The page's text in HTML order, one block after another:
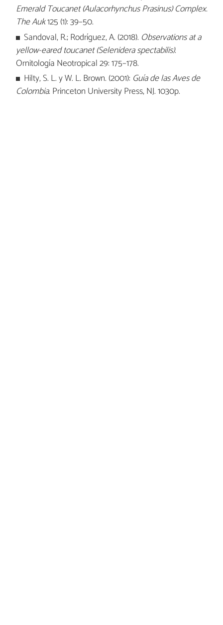
Emerald Toucanet (Aulacorhynchus Prasinus) Complex.
The Auk125 (1): 39–50.
Sandoval, R.; Rodríguez, A. (2018). Observations at a
yellow-eared toucanet (Selenidera spectabilis).
Ornitología Neotropical 29: 175–178.
Hilty, S. L. y W. L. Brown. (2001): Guía de las Aves de
Colombia. Princeton University Press, NJ. 1030p.